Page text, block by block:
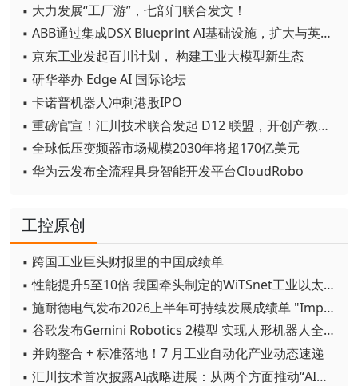
▪ 大力发展“工厂游”，七部门联合发文！
▪ ABB通过集成DSX Blueprint AI基础设施，扩大与英伟达的合作
▪ 京东工业发起百川计划， 构建工业大模型新生态
▪ 研华举办 Edge AI 国际论坛
▪ 卡诺普机器人冲刺港股IPO
▪ 重磅官宣！汇川技术联合发起 D12 联盟，开创产教融合新范式
▪ 全球低压变频器市场规模2030年将超170亿美元
▪ 华为云发布全流程具身智能开发平台CloudRobo
工控原创
▪ 跨国工业巨头财报里的中国成绩单
▪ 性能提升5至10倍 我国牵头制定的WiTSnet工业以太网国际标准正式发布
▪ 施耐德电气发布2026上半年可持续发展成绩单 "Impact 2030"路线图开局稳健
▪ 谷歌发布Gemini Robotics 2模型 实现人形机器人全身智能控制突破
▪ 并购整合 + 标准落地！7 月工业自动化产业动态速递
▪ 汇川技术首次披露AI战略进展：从两个方面推动“AI业务化”落地